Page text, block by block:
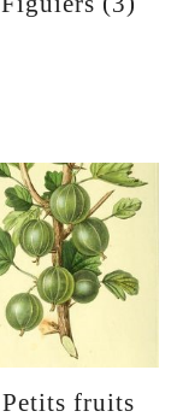
Petits fruits